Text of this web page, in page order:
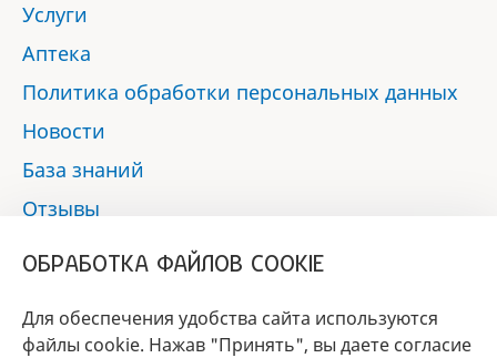
Услуги
Аптека
Политика обработки персональных данных
Новости
База знаний
Отзывы
ОБРАБОТКА ФАЙЛОВ COOKIE
Для обеспечения удобства сайта используются
файлы cookie. Нажав "Принять", вы даете согласие